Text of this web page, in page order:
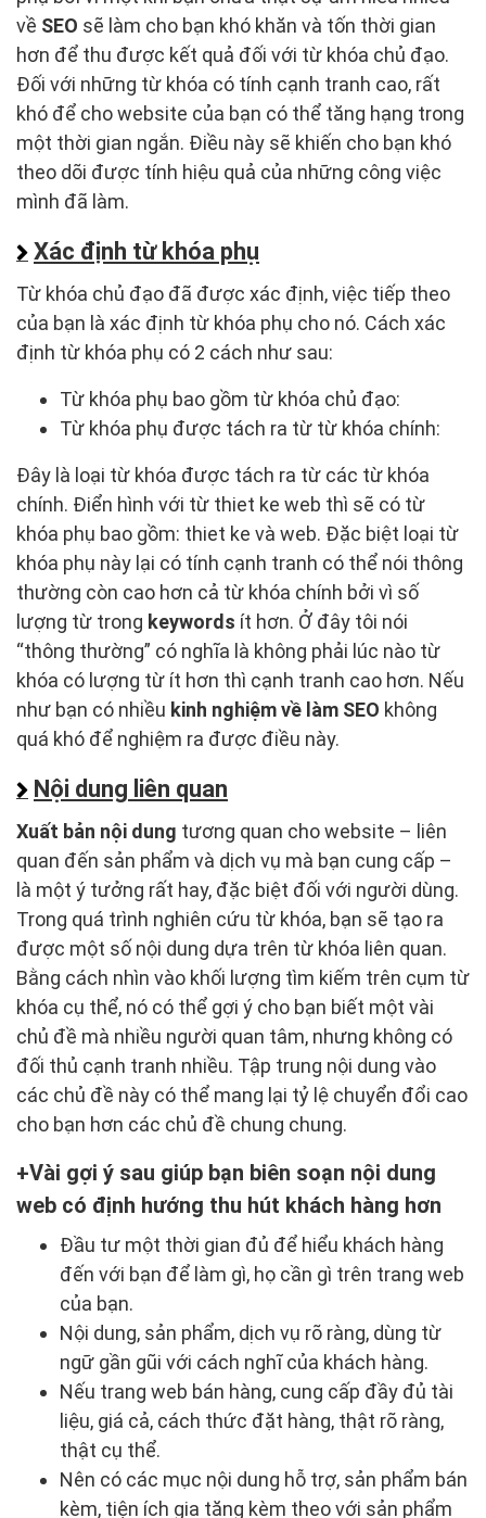
về SEO sẽ làm cho bạn khó khăn và tốn thời gian
hơn để thu được kết quả đối với từ khóa chủ đạo.
Đối với những từ khóa có tính cạnh tranh cao, rất
khó để cho website của bạn có thể tăng hạng trong
một thời gian ngắn. Điều này sẽ khiến cho bạn khó
theo dõi được tính hiệu quả của những công việc
mình đã làm.
Xác định từ khóa phụ
Từ khóa chủ đạo đã được xác định, việc tiếp theo
của bạn là xác định từ khóa phụ cho nó. Cách xác
định từ khóa phụ có 2 cách như sau:
Từ khóa phụ bao gồm từ khóa chủ đạo:
Từ khóa phụ được tách ra từ từ khóa chính:
Đây là loại từ khóa được tách ra từ các từ khóa
chính. Điển hình với từ thiet ke web thì sẽ có từ
khóa phụ bao gồm: thiet ke và web. Đặc biệt loại từ
khóa phụ này lại có tính cạnh tranh có thể nói thông
thường còn cao hơn cả từ khóa chính bởi vì số
lượng từ trong keywords ít hơn. Ở đây tôi nói
“thông thường” có nghĩa là không phải lúc nào từ
khóa có lượng từ ít hơn thì cạnh tranh cao hơn. Nếu
như bạn có nhiều kinh nghiệm về làm SEO không
quá khó để nghiệm ra được điều này.
Nội dung liên quan
Xuất bản nội dung tương quan cho website – liên
quan đến sản phẩm và dịch vụ mà bạn cung cấp –
là một ý tưởng rất hay, đặc biệt đối với người dùng.
Trong quá trình nghiên cứu từ khóa, bạn sẽ tạo ra
được một số nội dung dựa trên từ khóa liên quan.
Bằng cách nhìn vào khối lượng tìm kiếm trên cụm từ
khóa cụ thể, nó có thể gợi ý cho bạn biết một vài
chủ đề mà nhiều người quan tâm, nhưng không có
đối thủ cạnh tranh nhiều. Tập trung nội dung vào
các chủ đề này có thể mang lại tỷ lệ chuyển đổi cao
cho bạn hơn các chủ đề chung chung.
Vài gợi ý sau giúp bạn biên soạn nội dung
web có định hướng thu hút khách hàng hơn
Đầu tư một thời gian đủ để hiểu khách hàng
đến với bạn để làm gì, họ cần gì trên trang web
của bạn.
Nội dung, sản phẩm, dịch vụ rõ ràng, dùng từ
ngữ gần gũi với cách nghĩ của khách hàng.
Nếu trang web bán hàng, cung cấp đầy đủ tài
liệu, giá cả, cách thức đặt hàng, thật rõ ràng,
thật cụ thể.
Nên có các mục nội dung hỗ trợ, sản phẩm bán
kèm, tiện ích gia tăng kèm theo với sản phẩm